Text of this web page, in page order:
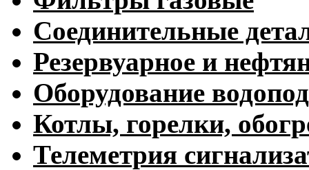
Соединительные
Резервуарное и
Оборудование
Котлы, горелки,
Телеметрия